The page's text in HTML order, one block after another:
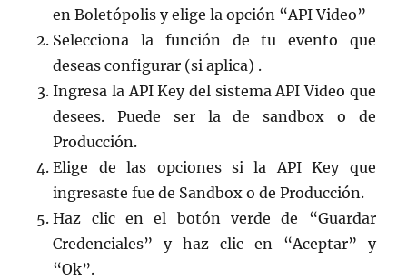
en Boletópolis y elige la opción “API Video”
Selecciona la función de tu evento que
deseas configurar (si aplica) .
Ingresa la API Key del sistema API Video que
desees. Puede ser la de sandbox o de
Producción.
Elige de las opciones si la API Key que
ingresaste fue de Sandbox o de Producción.
Haz clic en el botón verde de “Guardar
Credenciales” y haz clic en “Aceptar” y
“Ok”.